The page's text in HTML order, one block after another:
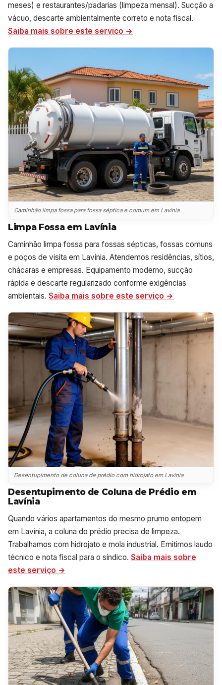
meses) e restaurantes/padarias (limpeza mensal). Sucção a
vácuo, descarte ambientalmente correto e nota fiscal.
Saiba mais sobre este serviço →
Caminhão limpa fossa para fossa séptica e comum em Lavínia
Limpa Fossa em Lavínia
Caminhão limpa fossa para fossas sépticas, fossas comuns
e poços de visita em Lavínia. Atendemos residências, sítios,
chácaras e empresas. Equipamento moderno, sucção
rápida e descarte regularizado conforme exigências
ambientais. Saiba mais sobre este serviço →
Desentupimento de coluna de prédio com hidrojato em Lavínia
Desentupimento de Coluna de Prédio em
Lavínia
Quando vários apartamentos do mesmo prumo entopem
em Lavínia, a coluna do prédio precisa de limpeza.
Trabalhamos com hidrojato e mola industrial. Emitimos laudo
técnico e nota fiscal para o síndico. Saiba mais sobre
este serviço →